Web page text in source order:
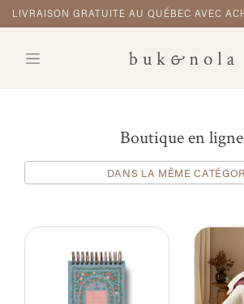
LIVRAISON GRATUITE AU QUÉBEC AVEC
Boutique en ligne
DANS LA MÊME